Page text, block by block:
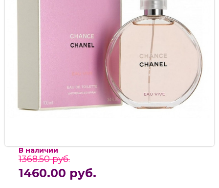
В наличии
1368.50 руб.
1460.00 руб.